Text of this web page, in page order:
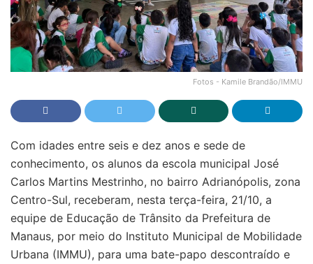
Fotos - Kamile Brandão/IMMU
Com idades entre seis e dez anos e sede de
conhecimento, os alunos da escola municipal José
Carlos Martins Mestrinho, no bairro Adrianópolis, zona
Centro-Sul, receberam, nesta terça-feira, 21/10, a
equipe de Educação de Trânsito da Prefeitura de
Manaus, por meio do Instituto Municipal de Mobilidade
Urbana (IMMU), para uma bate-papo descontraído e